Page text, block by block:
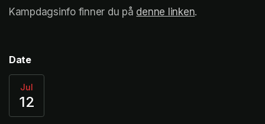
Kampdagsinfo finner du på denne linken(opens in a
.
Date
Jul
12